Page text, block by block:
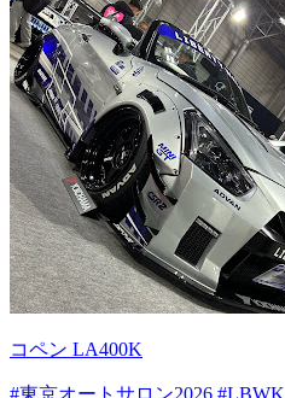
コペン LA400K
#東京オートサロン2026 #LBWK